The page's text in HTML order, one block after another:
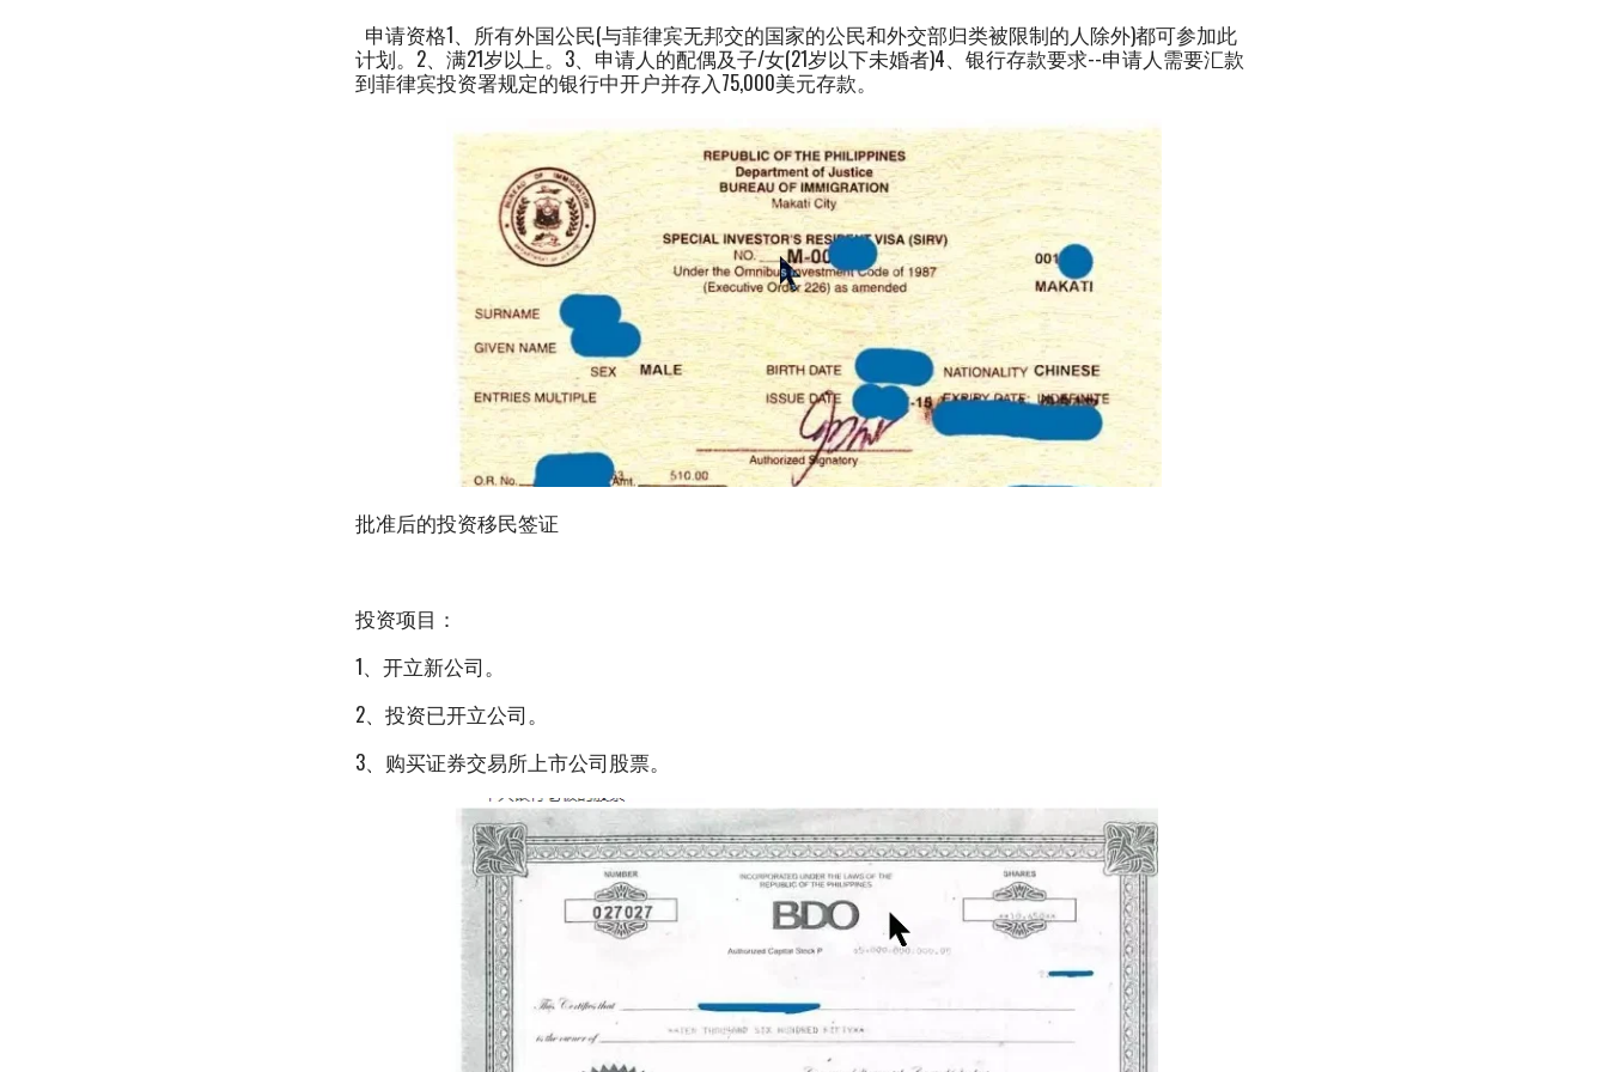
申请资格1、所有外国公民(与菲律宾无邦交的国家的公民和外交部归类被限制的人除外)都可参加此
计划。2、满21岁以上。3、申请人的配偶及子/女(21岁以下未婚者)4、银行存款要求--申请人需要汇款
到菲律宾投资署规定的银行中开户并存入75,000美元存款。
批准后的投资移民签证
投资项目：
1、开立新公司。
2、投资已开立公司。
3、购买证券交易所上市公司股票。